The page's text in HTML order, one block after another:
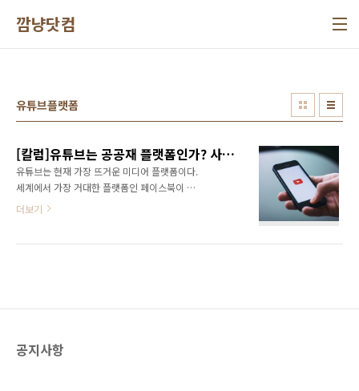
깜냥닷컴
유튜브플랫폼
[칼럼]유튜브는 공공재 플랫폼인가? 사기업의 전유물인가?
유튜브는 현재 가장 뜨거운 미디어 플랫폼이다.
세계에서 가장 거대한 플랫폼인 페이스북이 소
셜 네트워크에 집중하고 있다면 유튜브는 미디
늘어나면서 유튜브 시청 시간이 폭발적으로 늘
더보기
공지사항